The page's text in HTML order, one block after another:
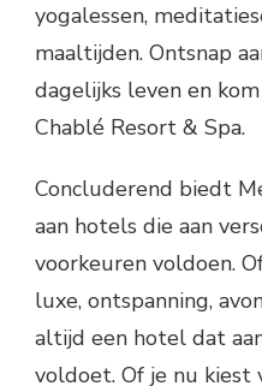
yogalessen,
maaltijden. Ontsnap
dagelijks leven en
Chablé Resort & Spa.
Concluderend biedt
aan hotels die aan
voorkeuren voldoen.
luxe, ontspanning,
altijd een hotel dat
voldoet. Of je nu kiest